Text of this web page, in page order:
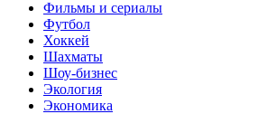
Фильмы и сериалы
Футбол
Хоккей
Шахматы
Шоу-бизнес
Экология
Экономика